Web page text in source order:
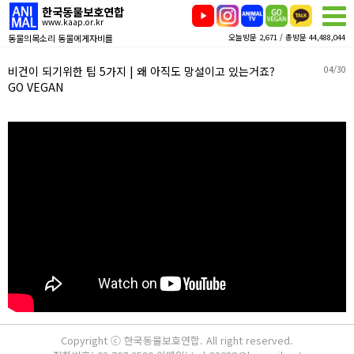
한국동물보호연합
www.kaap.or.kr
동물의목소리 동물에게자비를 오늘방문 2,671 / 총방문 44,488,044
비건이 되기위한 팁 5가지 | 왜 아직도 망설이고 있는거죠?
GO VEGAN
04/30
Copyright ⓒ 한국동물보호연합. All right reserved.